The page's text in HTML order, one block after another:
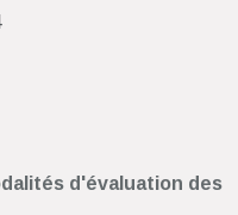
d'évaluation des